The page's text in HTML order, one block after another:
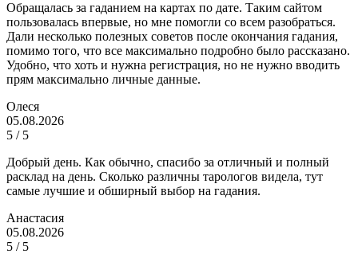
Обращалась за гаданием на картах по дате. Таким сайтом
пользовалась впервые, но мне помогли со всем разобраться.
Дали несколько полезных советов после окончания гадания,
помимо того, что все максимально подробно было рассказано.
Удобно, что хоть и нужна регистрация, но не нужно вводить
прям максимально личные данные.
Олеся
05.08.2026
5 / 5
Добрый день. Как обычно, спасибо за отличный и полный
расклад на день. Сколько различны тарологов видела, тут
самые лучшие и обширный выбор на гадания.
Анастасия
05.08.2026
5 / 5